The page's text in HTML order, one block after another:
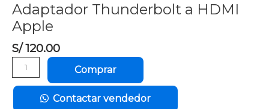
Adaptador Thunderbolt a HDMI
Apple
S/120.00
Adaptador
a
Comprar
Contactar vendedor